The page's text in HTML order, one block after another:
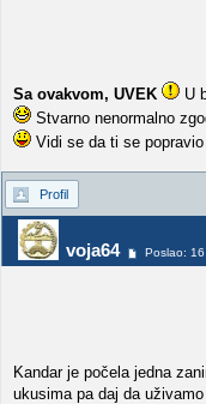
Sa ovakvom, UVEK
U
Stvarno nenormalno
Vidi se da ti se
Profil
voja64 Poslao:
Kandar je počela jedna
ukusima pa daj da